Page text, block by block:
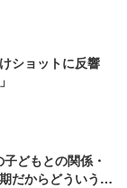
ショットに反響
どもとの関係・
だからどういうイ